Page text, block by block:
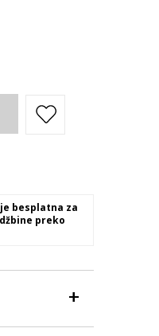
besplatna za
preko